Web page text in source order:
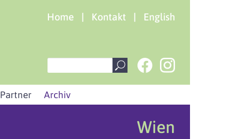
Home | Kontakt | English
Partner Archiv
Wien